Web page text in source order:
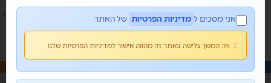
אני מסכים ל מדיניות הפרטיות של האתר
או: המשך גלישה באתר זה מהווה אישור למדיניות הפרטיות שלנו